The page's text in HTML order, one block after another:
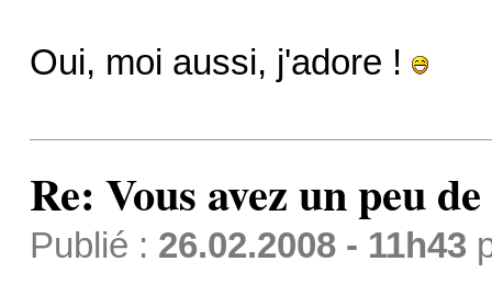
Oui, moi aussi, j'adore !
Re: Vous avez un peu
Publié : 26.02.2008 - 11h43